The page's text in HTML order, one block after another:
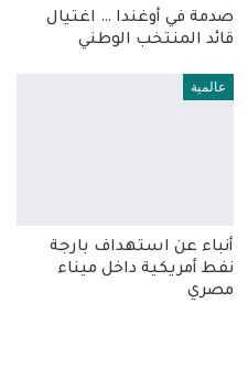
صدمة في أوغندا … اغتيال
قائد المنتخب الوطني
عالمية
أنباء عن استهداف بارجة
نفط أمريكية داخل ميناء
مصري